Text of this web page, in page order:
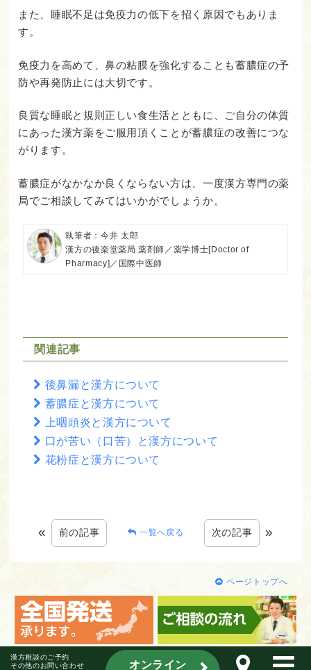
また、睡眠不足は免疫力の低下を招く原因でもありま
す。
免疫力を高めて、鼻の粘膜を強化することも蓄膿症の予
防や再発防止には大切です。
良質な睡眠と規則正しい食生活とともに、ご自分の体質
にあった漢方薬をご服用頂くことが蓄膿症の改善につな
がります。
蓄膿症がなかなか良くならない方は、一度漢方専門の薬
局でご相談してみてはいかがでしょうか。
執筆者：今井 太郎
漢方の後楽堂薬局 薬剤師／薬学博士[Doctor of
Pharmacy]／国際中医師
関連記事
後鼻漏と漢方について
蓄膿症と漢方について
上咽頭炎と漢方について
口が苦い（口苦）と漢方について
花粉症と漢方について
« 前の記事 一覧へ戻る 次の記事 »
ページトップへ
漢方相談のご予約
その他のお問い合わせ
オンライン